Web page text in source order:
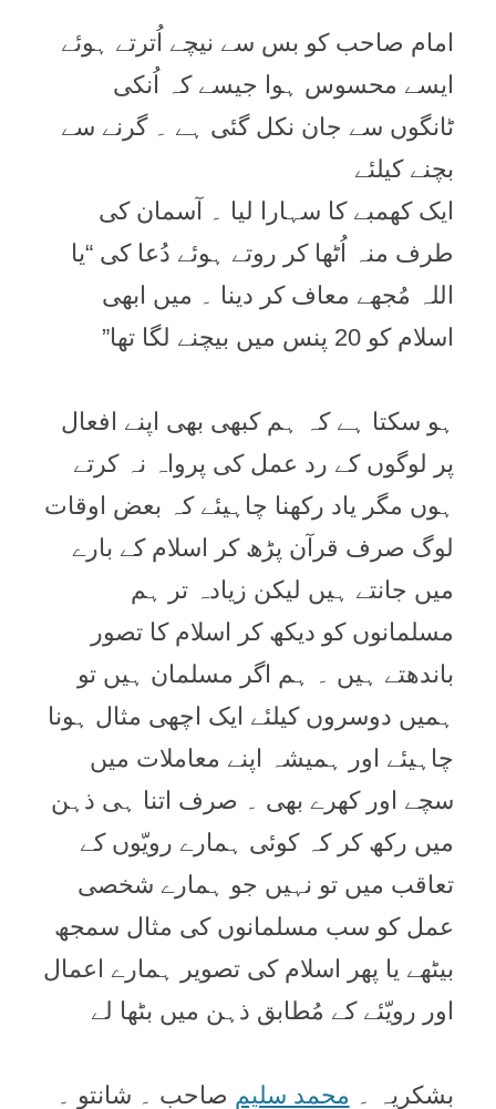
امام صاحب کو بس سے نیچے اُترتے ہوئے
ایسے محسوس ہوا جیسے کہ اُنکی
ٹانگوں سے جان نکل گئی ہے ۔ گرنے سے
بچنے کیلئے
ایک کھمبے کا سہارا لیا ۔ آسمان کی
طرف منہ اُٹھا کر روتے ہوئے دُعا کی “یا
اللہ مُجھے معاف کر دینا ۔ میں ابھی
اسلام کو 20 پنس میں بیچنے لگا تھا”
ہو سکتا ہے کہ ہم کبھی بھی اپنے افعال
پر لوگوں کے رد عمل کی پرواہ نہ کرتے
ہوں مگر یاد رکھنا چاہیئے کہ بعض اوقات
لوگ صرف قرآن پڑھ کر اسلام کے بارے
میں جانتے ہیں ليکن زيادہ تر ہم
مسلمانوں کو دیکھ کر اسلام کا تصور
باندھتے ہيں ۔ ہم اگر مسلمان ہيں تو
ہميں دوسروں کیلئے ایک اچھی مثال ہونا
چاہیئے اور ہمیشہ اپنے معاملات میں
سچے اور کھرے بھی ۔ صرف اتنا ہی ذہن
میں رکھ کر کہ کوئی ہمارے رویّوں کے
تعاقب میں تو نہیں جو ہمارے شخصی
عمل کو سب مسلمانوں کی مثال سمجھ
بیٹھے یا پھر اسلام کی تصویر ہمارے اعمال
اور رویّئے کے مُطابق ذہن میں بٹھا لے
بشکريہ ۔ محمد سليم صاحب ۔ شانتو ۔